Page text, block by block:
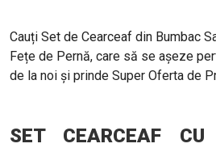
Cauți Set de Cearceaf din Bumbac
Fețe de Pernă, care să se așeze
de la noi și prinde Super Oferta de
SET CEARCEAF